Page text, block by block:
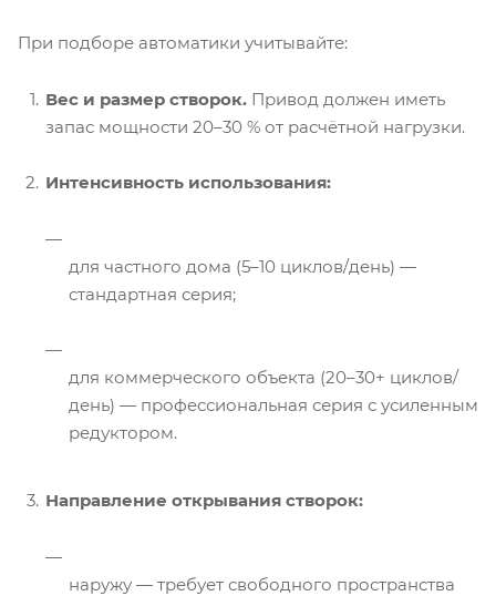
При подборе автоматики учитывайте:
Вес и размер створок. Привод должен иметь
запас мощности 20–30 % от расчётной нагрузки.
Интенсивность использования:
для частного дома (5–10 циклов/день) —
стандартная серия;
для коммерческого объекта (20–30+ циклов/
день) — профессиональная серия с усиленным
редуктором.
Направление открывания створок:
наружу — требует свободного пространства